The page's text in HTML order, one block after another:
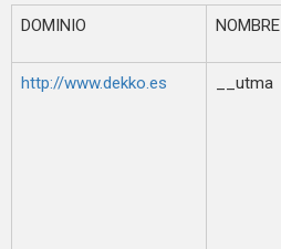
DOMINIO NOMBRE
http://www.dekko.es __utma